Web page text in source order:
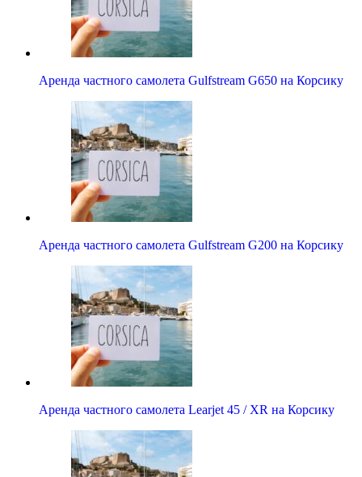
Аренда частного самолета Gulfstream G650 на Корсику
Аренда частного самолета Gulfstream G200 на Корсику
Аренда частного самолета Learjet 45 / XR на Корсику